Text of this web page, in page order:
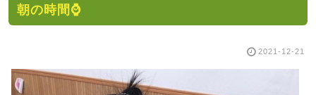
朝の時間⌚
2021-12-21